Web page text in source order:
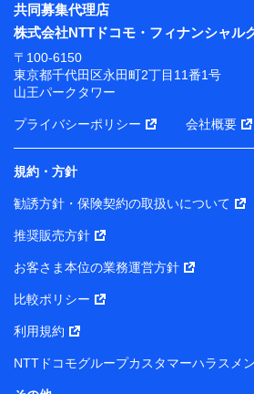
共同募集代理店
株式会社NTTドコモ・フィナンシャル
〒100-6150
東京都千代田区永田町2丁目11番1号
山王パークタワー
プライバシーポリシー 会社概要
規約・方針
勧誘方針・保険契約の取扱いについて
推奨販売方針
お客さま本位の業務運営方針
比較ポリシー
利用規約
NTTドコモグループカスタマーハラスメ